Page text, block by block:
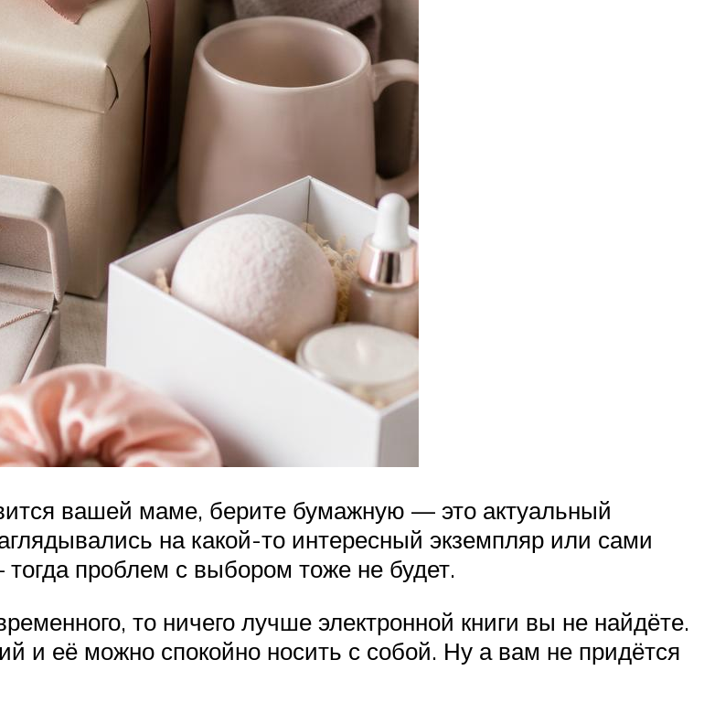
вашей маме, берите бумажную — это актуальный
на какой-то интересный экземпляр или сами
проблем с выбором тоже не будет.
то ничего лучше электронной книги вы не найдёте.
и её можно спокойно носить с собой. Ну а вам не придётся